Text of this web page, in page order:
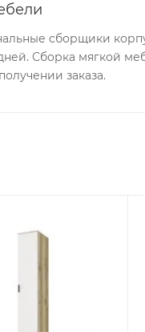
сборщики
Сборка мягкой
заказа.